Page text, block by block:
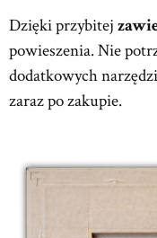
Dzięki przybitej
powieszenia. Nie
dodatkowych
zaraz po zakupie.